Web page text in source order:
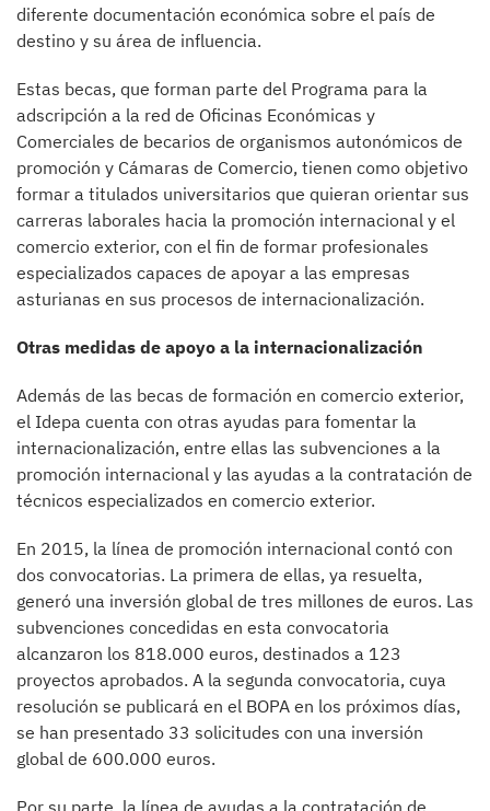
diferente documentación económica sobre el país de
destino y su área de influencia.
Estas becas, que forman parte del Programa para la
adscripción a la red de Oficinas Económicas y
Comerciales de becarios de organismos autonómicos de
promoción y Cámaras de Comercio, tienen como objetivo
formar a titulados universitarios que quieran orientar sus
carreras laborales hacia la promoción internacional y el
comercio exterior, con el fin de formar profesionales
especializados capaces de apoyar a las empresas
asturianas en sus procesos de internacionalización.
Otras medidas de apoyo a la internacionalización
Además de las becas de formación en comercio exterior,
el Idepa cuenta con otras ayudas para fomentar la
internacionalización, entre ellas las subvenciones a la
promoción internacional y las ayudas a la contratación de
técnicos especializados en comercio exterior.
En 2015, la línea de promoción internacional contó con
dos convocatorias. La primera de ellas, ya resuelta,
generó una inversión global de tres millones de euros. Las
subvenciones concedidas en esta convocatoria
alcanzaron los 818.000 euros, destinados a 123
proyectos aprobados. A la segunda convocatoria, cuya
resolución se publicará en el BOPA en los próximos días,
se han presentado 33 solicitudes con una inversión
global de 600.000 euros.
Por su parte, la línea de ayudas a la contratación de